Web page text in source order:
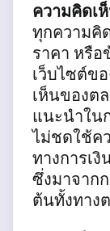
ความคิดเ
ทุกความคิ
ราคา หรื
เว็บไซต์ข
เห็นของต
แนะนำใน
ไม่ชดใช้ค
ทางการเ
ซึ่งมาจาก
ต้นทั้งทาง